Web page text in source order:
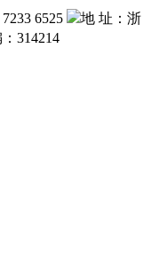
6525
地 址：浙
314214